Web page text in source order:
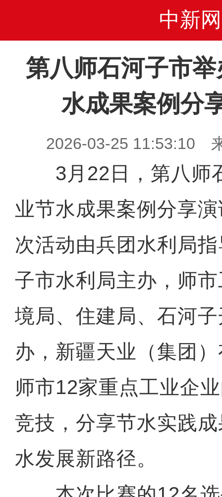
中新网
第八师石河子市
水成果案例分
2026-03-25 11:53:10
3月22日，第八师
业节水成果案例分享
次活动由兵团水利局
子市水利局主办，师
境局、住建局、石河
办，新疆天业（集团
师市12家重点工业企
竞技，分享节水实践
水发展新路径。